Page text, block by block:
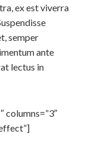
ex est viverra
semper
ante
lectus in
columns=”3″